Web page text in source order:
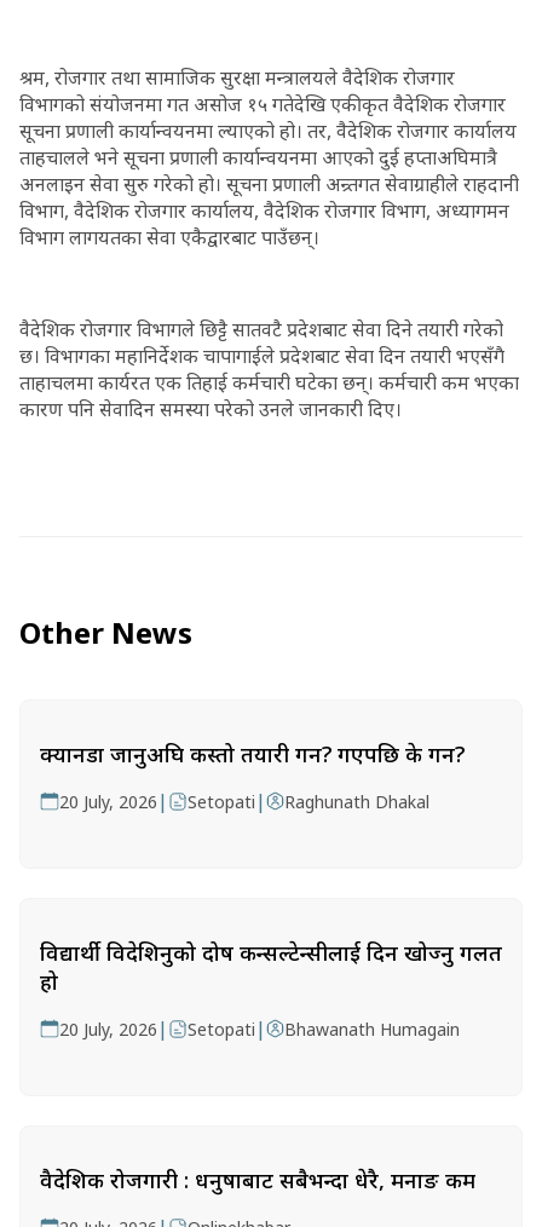
श्रम, रोजगार तथा सामाजिक सुरक्षा मन्त्रालयले वैदेशिक रोजगार
विभागको संयोजनमा गत असोज १५ गतेदेखि एकीकृत वैदेशिक रोजगार
सूचना प्रणाली कार्यान्वयनमा ल्याएको हो। तर, वैदेशिक रोजगार कार्यालय
ताहचालले भने सूचना प्रणाली कार्यान्वयनमा आएको दुई हप्ताअघिमात्रै
अनलाइन सेवा सुरु गरेको हो। सूचना प्रणाली अन्र्तगत सेवाग्राहीले राहदानी
विभाग, वैदेशिक रोजगार कार्यालय, वैदेशिक रोजगार विभाग, अध्यागमन
विभाग लागयतका सेवा एकैद्वारबाट पाउँछन्।
वैदेशिक रोजगार विभागले छिट्टै सातवटै प्रदेशबाट सेवा दिने तयारी गरेको
छ। विभागका महानिर्देशक चापागाईले प्रदेशबाट सेवा दिन तयारी भएसँगै
ताहाचलमा कार्यरत एक तिहाई कर्मचारी घटेका छन्। कर्मचारी कम भएका
कारण पनि सेवादिन समस्या परेको उनले जानकारी दिए।
Other News
क्यानडा जानुअघि कस्तो तयारी गर्ने? गएपछि के गर्ने?
20 July, 2026 | Setopati | Raghunath Dhakal
विद्यार्थी विदेशिनुको दोष कन्सल्टेन्सीलाई दिन खोज्नु गलत
हो
20 July, 2026 | Setopati | Bhawanath Humagain
वैदेशिक रोजगारी : धनुषाबाट सबैभन्दा धेरै, मनाङ कम